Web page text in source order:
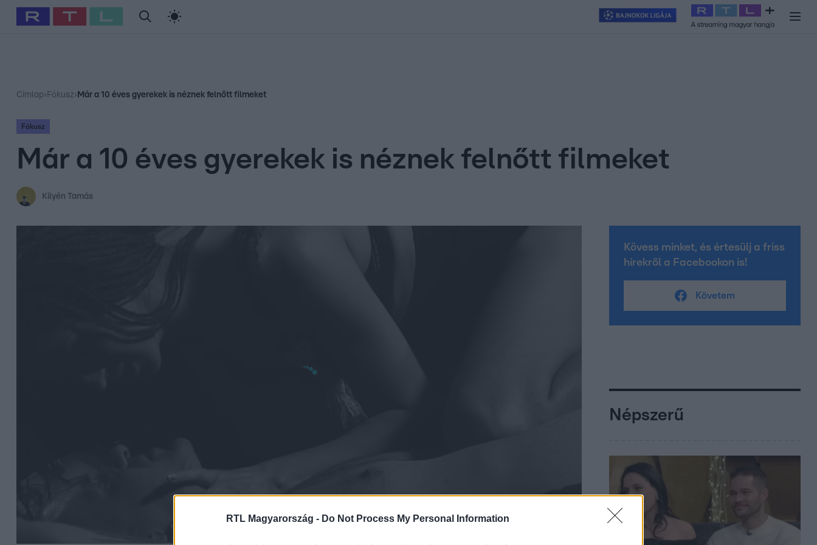
RTL Magyarország - Do Not Process My Personal Information
Babits Marcella Szellő István Most Wanted Exek csatája 2026 Celeb vagyok, ments ki innen
Címlap› Fókusz› Már a 10 éves gyerekek is néznek felnőtt filmeket
Fókusz
Már a 10 éves gyerekek is néznek felnőtt filmeket
Kilyén Tamás
Kövess minket, és értesülj a friss
hírekről a Facebookon is!
Követem
Népszerű